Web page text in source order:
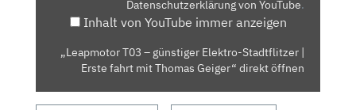
ERSTE
FAHRT
GEIGER“
Datenschutzerklärung von YouTube.
Inhalt von YouTube immer anzeigen
„Leapmotor T03 – günstiger Elektro-Stadtflitzer |
Erste fahrt mit Thomas Geiger“ direkt öffnen